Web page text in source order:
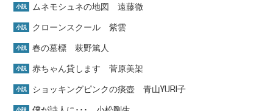
小説 ムネモシュネの地図 遠藤徹
小説 クローンスクール 紫雲
小説 春の墓標 萩野篤人
小説 赤ちゃん貸します 菅原美架
小説 ショッキングピンクの痰壺 青山YURI子